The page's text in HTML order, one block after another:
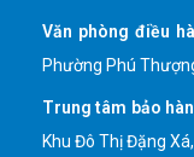
Văn phòng điều
Phường Phú
Trung tâm bảo
Khu Đô Thị Đặng